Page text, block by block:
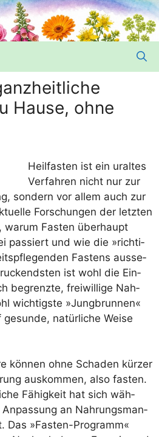
Hause, ohne
Heil­fas­ten ist ein uraltes
Ver­fah­ren nicht nur zur
son­dern vor allem auch zur
For­schun­gen der letz­ten
war­um Fas­ten über­haupt
pas­siert und wie die »rich­ti­
Fas­tens aus­se­
ist wohl die Ein­
begrenz­te, frei­wil­li­ge Nah­
wich­tigs­te »Jung­brun­nen«
natür­li­che Wei­se
kön­nen ohne Scha­den kür­zer
aus­kom­men, also fas­ten.
Fähig­keit hat sich wäh­
an Nah­rungs­man­
Das »Fas­ten-Pro­gramm«